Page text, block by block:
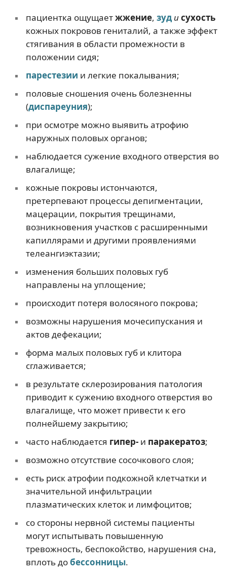
пациентка ощущаетжжение, зуд исухость
кожных покровов гениталий, а также эффект
стягивания в области промежности в
положении сидя;
парестезии и легкие покалывания;
половые сношения очень болезненны
(диспареуния);
при осмотре можно выявить атрофию
наружных половых органов;
наблюдается сужение входного отверстия во
влагалище;
кожные покровы истончаются,
претерпевают процессы депигментации,
мацерации, покрытия трещинами,
возникновения участков с расширенными
капиллярами и другими проявлениями
телеангиэктазии;
изменения больших половых губ
направлены на уплощение;
происходит потеря волосяного покрова;
возможны нарушения мочесипускания и
актов дефекации;
форма малых половых губ и клитора
сглаживается;
в результате склерозирования патология
приводит к сужению входного отверстия во
влагалище, что может привести к его
полнейшему закрытию;
часто наблюдается гипер- и паракератоз;
возможно отсутствие сосочкового слоя;
есть риск атрофии подкожной клетчатки и
значительной инфильтрации
плазматических клеток и лимфоцитов;
со стороны нервной системы пациенты
могут испытывать повышенную
тревожность, беспокойство, нарушения сна,
вплоть добессонницы.